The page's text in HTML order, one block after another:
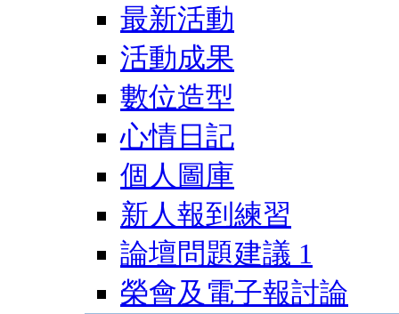
最新活動
活動成果
數位造型
心情日記
個人圖庫
新人報到練習
論壇問題建議 1
榮會及電子報討論